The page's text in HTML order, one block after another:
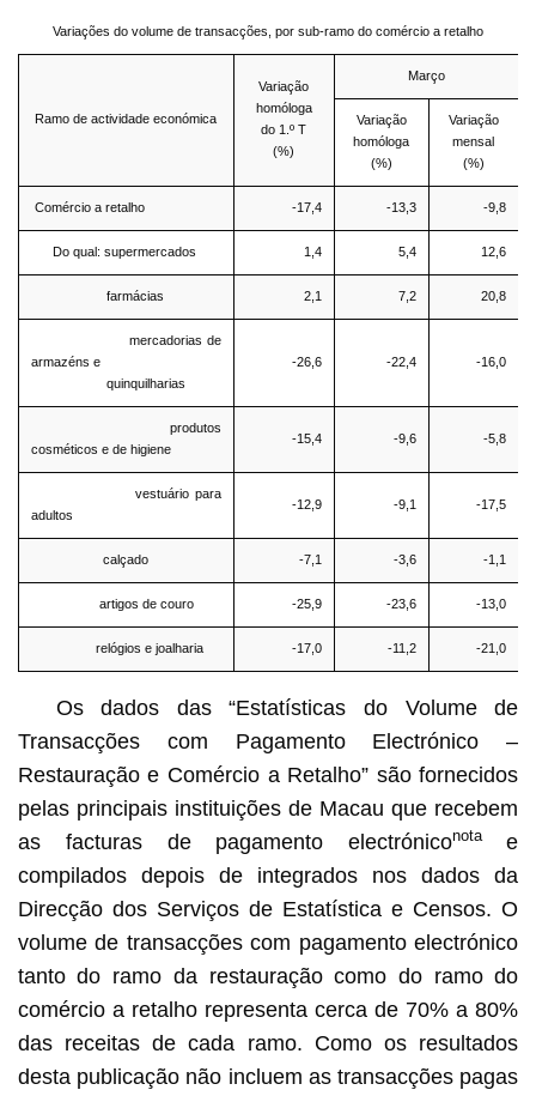
Variações do volume de transacções, por sub-ramo do comércio a retalho
Ramo de actividade económica
Variação
homóloga
do 1.º T
(%)
Março
Variação
homóloga
(%)
Variação
mensal
(%)
Comércio a retalho -17,4 -13,3 -9,8
Do qual: supermercados 1,4 5,4 12,6
farmácias 2,1 7,2 20,8
mercadorias de
armazéns e
quinquilharias
-26,6 -22,4 -16,0
produtos
cosméticos e de higiene
-15,4 -9,6 -5,8
vestuário para
adultos
-12,9 -9,1 -17,5
calçado -7,1 -3,6 -1,1
artigos de couro -25,9 -23,6 -13,0
relógios e joalharia -17,0 -11,2 -21,0
Os dados das “Estatísticas do Volume de
Transacções com Pagamento Electrónico –
Restauração e Comércio a Retalho” são fornecidos
pelas principais instituições de Macau que recebem
as facturas de pagamento electróniconota e
compilados depois de integrados nos dados da
Direcção dos Serviços de Estatística e Censos. O
volume de transacções com pagamento electrónico
tanto do ramo da restauração como do ramo do
comércio a retalho representa cerca de 70% a 80%
das receitas de cada ramo. Como os resultados
desta publicação não incluem as transacções pagas